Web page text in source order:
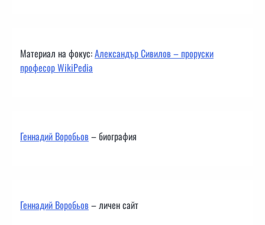
Материал на фокус:Александър Сивилов – проруски
професор WikiPedia
Геннадий Воробьов– биография
Геннадий Воробьов– личен сайт